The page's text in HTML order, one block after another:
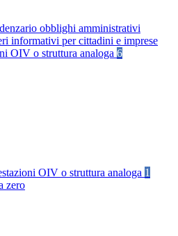
obblighi amministrativi
informativi per cittadini e imprese
OIV o struttura analoga 6
OIV o struttura analoga 1
zero